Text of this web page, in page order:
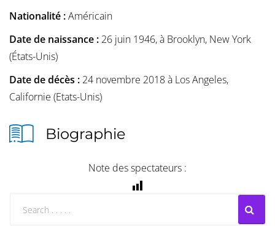
Nationalité :Américain
Date de naissance : 26 juin 1946, à Brooklyn, New York
(États-Unis)
Date de décès : 24 novembre 2018 à Los Angeles,
Californie (Etats-Unis)
Biographie
Note des spectateurs :